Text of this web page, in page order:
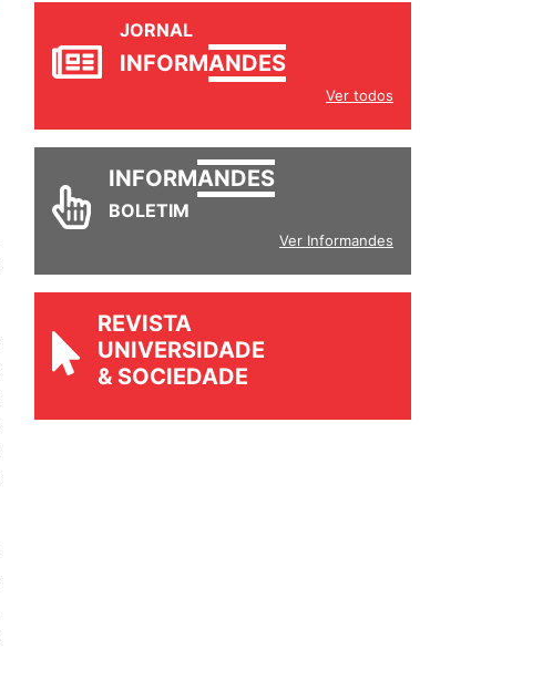
JORNAL
Ver todos
INFORM
Ver Informandes
REVISTA
UNIVERSIDADE